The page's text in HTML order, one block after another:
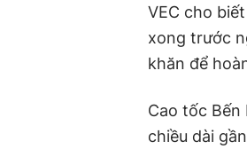
VEC cho
xong trước
khăn để
Cao tốc
chiều dài